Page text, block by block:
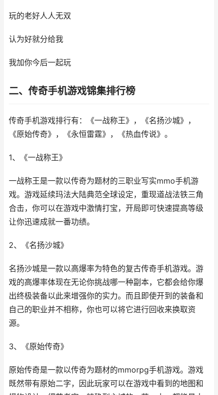
玩的老好人人无双
认为好就分给我
我加你今后一起玩
二、传奇手机游戏锦集排行榜
传奇手机游戏排行有：《一战称王》，《名扬沙城》，
《原始传奇》，《永恒雷霆》，《热血传说》。
1、《一战称王》
一战称王是一款以传奇为题材的三职业写实mmo手机游
戏。游戏延续玛法大陆典范全球设定，重现道战法铁三角
合击，你可以在游戏中激情打宝，开局即可快速提高等级
让你迅速成就一番功绩。
2、《名扬沙城》
名扬沙城是一款以高爆率为特色的复古传奇手机游戏。游
戏的高爆率体现在无论你挑战哪一种副本，它都会给你爆
出终极装备以此来增强你的实力。而且即使开到的装备和
自己的职业并不相称，你也可以将它进行回收来换取资
源。
3、《原始传奇》
原始传奇是一款以传奇为题材的mmorpg手机游戏。游戏
既然带有原始二字，因此玩家可以在游戏中看到的地图和